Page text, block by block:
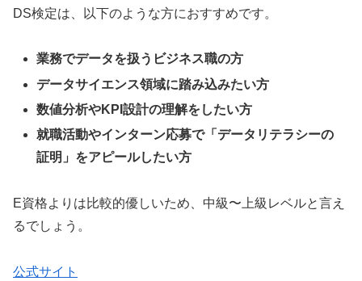
DS検定は、以下のような方におすすめです。
業務でデータを扱うビジネス職の方
データサイエンス領域に踏み込みたい方
数値分析やKPI設計の理解をしたい方
就職活動やインターン応募で「データリテラシーの
証明」をアピールしたい方
E資格よりは比較的優しいため、中級〜上級レベルと言え
るでしょう。
公式サイト